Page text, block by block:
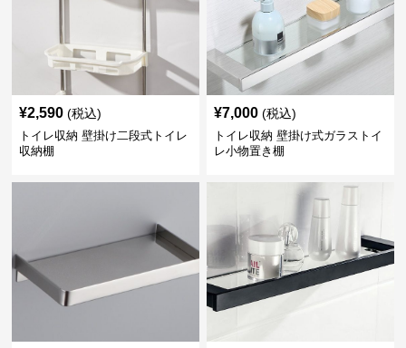
¥2,590 (税込)
トイレ収納 壁掛け二段式トイレ
収納棚
¥7,000 (税込)
トイレ収納 壁掛け式ガラストイ
レ小物置き棚